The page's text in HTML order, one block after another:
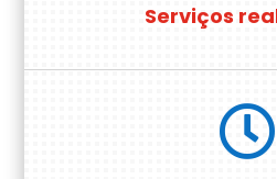
Serviços
